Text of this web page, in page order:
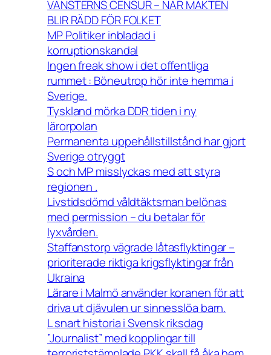
VÄNSTERNS CENSUR – NÄR MAKTEN
BLIR RÄDD FÖR FOLKET
MP Politiker inbladad i
korruptionskandal
Ingen freak show i det offentliga
rummet : Böneutrop hör inte hemma i
Sverige.
Tyskland mörka DDR tiden i ny
lärorpolan
Permanenta uppehållstillstånd har gjort
Sverige otryggt
S och MP misslyckas med att styra
regionen .
Livstidsdömd våldtäktsman belönas
med permission – du betalar för
lyxvården.
Staffanstorp vägrade låtasflyktingar –
prioriterade riktiga krigsflyktingar från
Ukraina
Lärare i Malmö använder koranen för att
driva ut djävulen ur sinnesslöa barn.
L snart historia i Svensk riksdag
”Journalist” med kopplingar till